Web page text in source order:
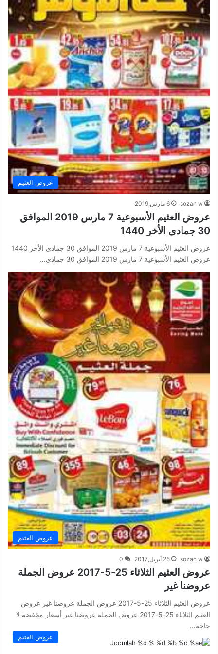
عروض العثيم
sozan w 6 مارس,2019
عروض العثيم الأسبوعية 7 مارس 2019 الموافق
30 جمادى الأخر 1440
عروض العثيم الأسبوعية 7 مارس 2019 الموافق 30 جمادى الأخر 1440
عروض العثيم الأسبوعية 7 مارس 2019 الموافق 30 جمادى…
عروض العثيم
sozan w 25 أبريل,2017 0
عروض العثيم الثلاثاء 25-5-2017 عروض الجملة
عروضنا غير
عروض العثيم الثلاثاء 25-5-2017 عروض الجملة عروضنا غير عروض
العثيم الثلاثاء 25-5-2017 عروض الجملة عروضنا غير أسعار مخفضة لا
حاجة…
عروض العثيم